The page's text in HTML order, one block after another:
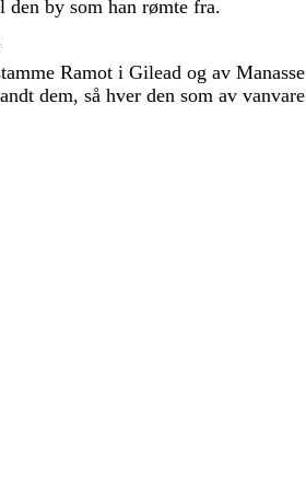
den by som han rømte fra.
Ramot i Gilead og av Manasse
dem, så hver den som av vanvare